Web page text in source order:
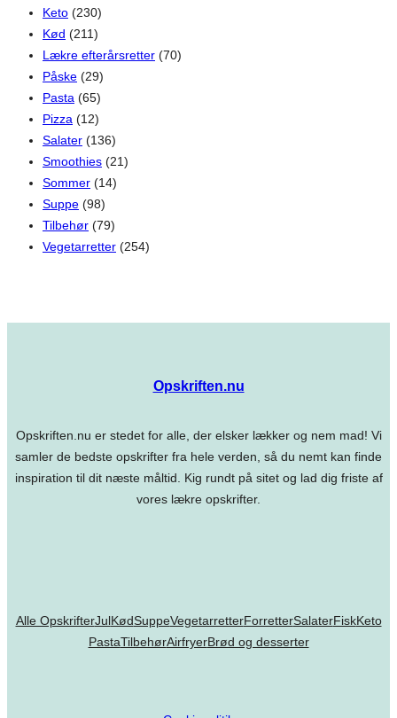
Keto (230)
Kød (211)
Lækre efterårsretter (70)
Påske (29)
Pasta (65)
Pizza (12)
Salater (136)
Smoothies (21)
Sommer (14)
Suppe (98)
Tilbehør (79)
Vegetarretter (254)
Opskriften.nu
Opskriften.nu er stedet for alle, der elsker lækker og nem mad! Vi
samler de bedste opskrifter fra hele verden, så du nemt kan finde
inspiration til dit næste måltid. Kig rundt på sitet og lad dig friste af
vores lækre opskrifter.
Alle OpskrifterJulKødSuppeVegetarretterForretterSalaterFiskKeto
PastaTilbehørAirfryerBrød og desserter